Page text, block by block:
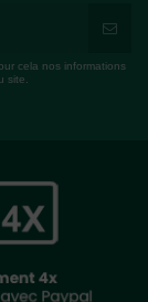
cela nos informations
site.